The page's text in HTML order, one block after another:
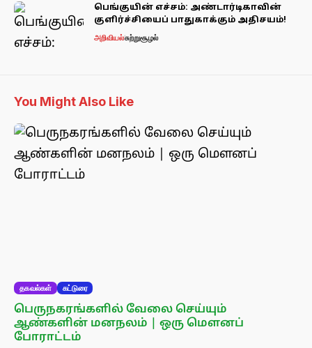
பெங்குயின் எச்சம்: அண்டார்டிகாவின்
குளிர்ச்சியைப் பாதுகாக்கும் அதிசயம்!
அறிவியல்சுற்றுசூழல்
You Might Also Like
தகவல்கள் கட்டுரை
பெருநகரங்களில் வேலை செய்யும்
ஆண்களின் மனநலம் | ஒரு மௌனப்
போராட்டம்